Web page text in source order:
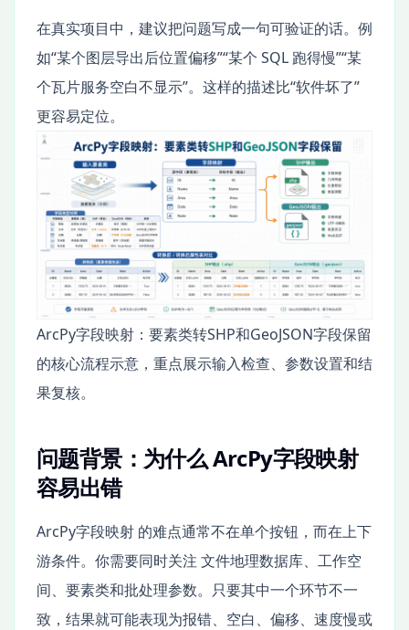
在真实项目中，建议把问题写成一句可验证的话。例
如“某个图层导出后位置偏移”“某个 SQL 跑得慢”“某
个瓦片服务空白不显示”。这样的描述比“软件坏了”
更容易定位。
ArcPy字段映射：要素类转SHP和GeoJSON字段保留
的核心流程示意，重点展示输入检查、参数设置和结
果复核。
问题背景：为什么 ArcPy字段映射
容易出错
ArcPy字段映射 的难点通常不在单个按钮，而在上下
游条件。你需要同时关注 文件地理数据库、工作空
间、要素类和批处理参数。只要其中一个环节不一
致，结果就可能表现为报错、空白、偏移、速度慢或